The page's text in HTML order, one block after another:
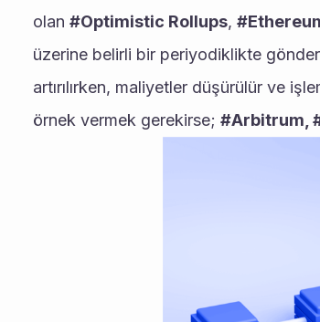
olan #Optimistic Rollups,
üzerine belirli bir periyodiklikte
artırılırken, maliyetler düşürülür ve
örnek vermek gerekirse; #Arbitrum,